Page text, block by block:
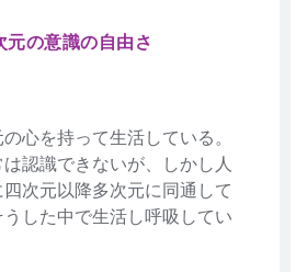
元の意識の自由さ
心を持って生活している。
認識できないが、しかし人
次元以降多次元に同通して
した中で生活し呼吸してい